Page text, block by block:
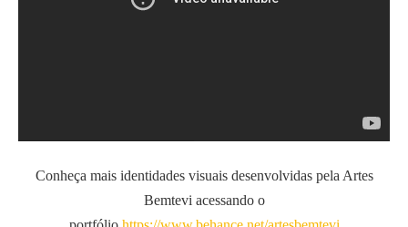
Conheça mais identidades visuais desenvolvidas pela Artes
Bemtevi acessando o